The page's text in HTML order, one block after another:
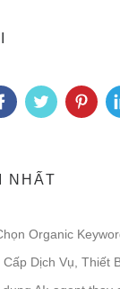
NHẤT
Organic
Dịch Vụ, Thiết